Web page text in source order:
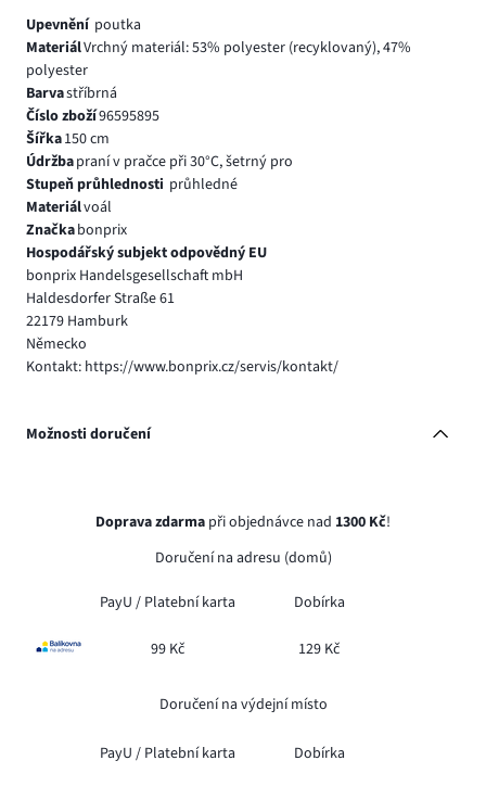
Upevnění poutka
MateriálVrchný materiál: 53% polyester (recyklovaný), 47%
polyester
Barvastříbrná
Číslo zboží96595895
Šířka150 cm
Údržbapraní v pračce při 30°C, šetrný pro
Stupeň průhlednosti průhledné
Materiálvoál
Značkabonprix
Hospodářský subjekt odpovědný EU
bonprix Handelsgesellschaft mbH
Haldesdorfer Straße 61
22179 Hamburk
Německo
Kontakt: https://www.bonprix.cz/servis/kontakt/
Možnosti doručení
Doprava zdarma při objednávce nad 1300 Kč!
Doručení na adresu (domů)
PayU / Platební karta Dobírka
99 Kč 129 Kč
Doručení na výdejní místo
PayU / Platební karta Dobírka